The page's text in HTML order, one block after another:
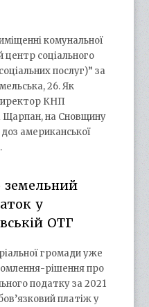
комунальної
центр соціального
послуг)” за
26. Як
КНП
на Сновщину
американської
земельний
у
ОТГ
громади уже
рішення про
податку за 2021
платіж у